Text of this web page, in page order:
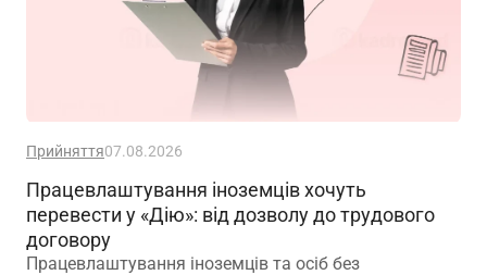
Прийняття07.08.2026
Працевлаштування іноземців хочуть
перевести у «Дію»: від дозволу до трудового
договору
Працевлаштування іноземців та осіб без